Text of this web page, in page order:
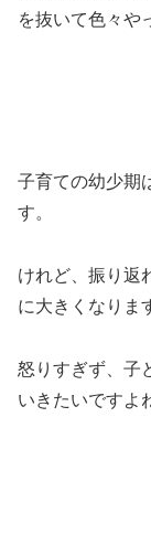
を抜いて色々や
子育ての幼少期
す。
けれど、振り返
に大きくなりま
怒りすぎず、子
いきたいですよ